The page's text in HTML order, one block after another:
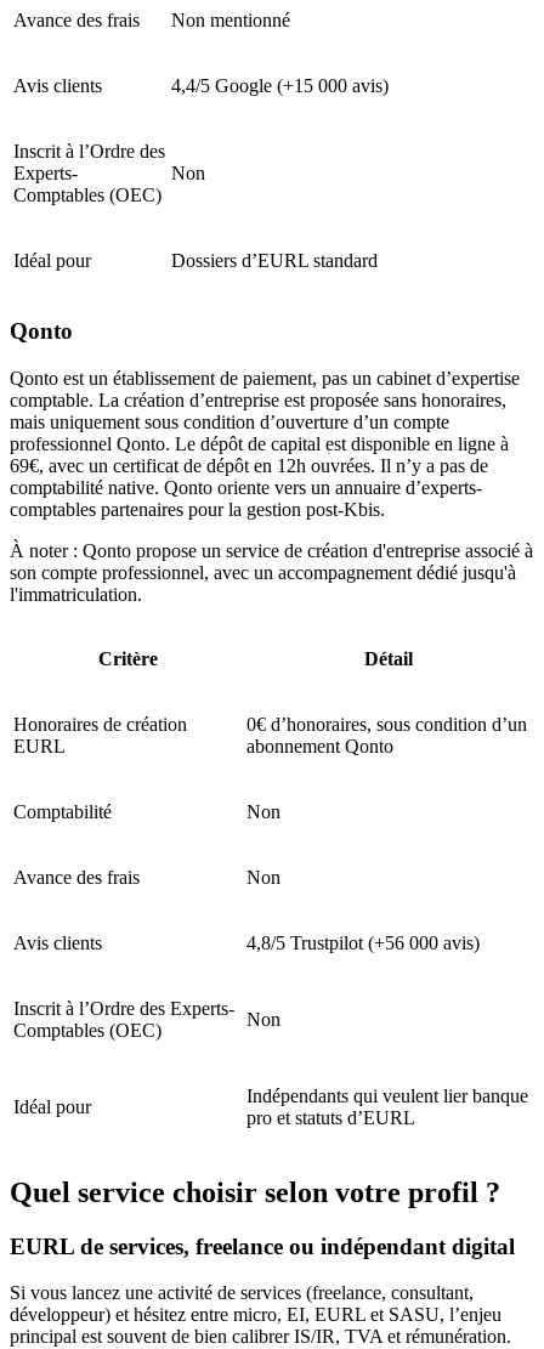
Avance des frais Non mentionné
Avis clients 4,4/5 Google (+15 000 avis)
Inscrit à l’Ordre des
Experts-
Comptables (OEC)
Non
Idéal pour Dossiers d’EURL standard
Qonto
Qonto est un établissement de paiement, pas un cabinet d’expertise
comptable. La création d’entreprise est proposée sans honoraires,
mais uniquement sous condition d’ouverture d’un compte
professionnel Qonto. Le dépôt de capital est disponible en ligne à
69€, avec un certificat de dépôt en 12h ouvrées. Il n’y a pas de
comptabilité native. Qonto oriente vers un annuaire d’experts-
comptables partenaires pour la gestion post-Kbis.
À noter : Qonto propose un service de création d'entreprise associé à
son compte professionnel, avec un accompagnement dédié jusqu'à
l'immatriculation.
Critère Détail
Honoraires de création
EURL
0€ d’honoraires, sous condition d’un
abonnement Qonto
Comptabilité Non
Avance des frais Non
Avis clients 4,8/5 Trustpilot (+56 000 avis)
Inscrit à l’Ordre des Experts-
Comptables (OEC)
Non
Idéal pour
Indépendants qui veulent lier banque
pro et statuts d’EURL
Quel service choisir selon votre profil ?
EURL de services, freelance ou indépendant digital
Si vous lancez une activité de services (freelance, consultant,
développeur) et hésitez entre micro, EI, EURL et SASU, l’enjeu
principal est souvent de bien calibrer IS/IR, TVA et rémunération.